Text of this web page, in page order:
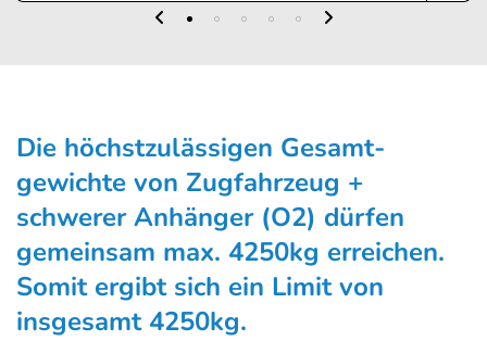
Die höchstzulässigen Gesamt­
gewichte von Zugfahrzeug +
schwerer Anhänger (O2) dürfen
gemeinsam max. 4250kg erreichen.
Somit ergibt sich ein Limit von
insgesamt 4250kg.